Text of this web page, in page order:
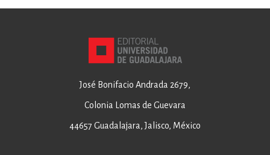
José Bonifacio Andrada 2679,
Colonia Lomas de Guevara
44657 Guadalajara, Jalisco, México